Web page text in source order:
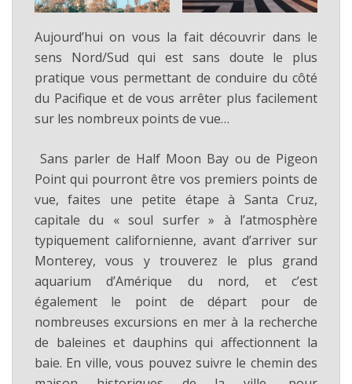
Aujourd’hui on vous la fait découvrir dans le
sens Nord/Sud qui est sans doute le plus
pratique vous permettant de conduire du côté
du Pacifique et de vous arrêter plus facilement
sur les nombreux points de vue…
Sans parler de Half Moon Bay ou de Pigeon
Point qui pourront être vos premiers points de
vue, faites une petite étape à Santa Cruz,
capitale du « soul surfer » à l’atmosphère
typiquement californienne, avant d’arriver sur
Monterey, vous y trouverez le plus grand
aquarium d’Amérique du nord, et c’est
également le point de départ pour de
nombreuses excursions en mer à la recherche
de baleines et dauphins qui affectionnent la
baie. En ville, vous pouvez suivre le chemin des